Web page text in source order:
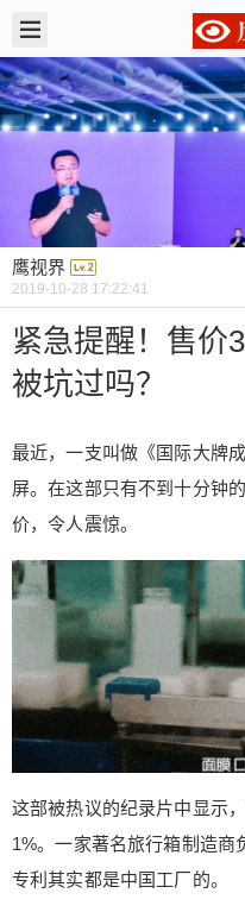
鹰视界
2019-10-28 17:22:41
紧急提醒！售价
被坑过吗？
最近，一支叫做《国际大牌
屏。在这部只有不到十分钟
价，令人震惊。
这部被热议的纪录片中显示
1%。一家著名旅行箱制造商
专利其实都是中国工厂的。
鹰视界 @ 鹰视界
紧急提醒！售价
被坑过吗？
最近，一支叫做《国际
里，一组组触目惊心的
热议的纪录片中显示，
价的1%。一家著名旅
说，连90%以上的专
采访很多路人都对这
信，但这些都是行业
片引用了著名国际咨
一家叫做“必要”的电商
商业模式，让用户能
到国际大牌品质和同等
扫描二维码继续阅读